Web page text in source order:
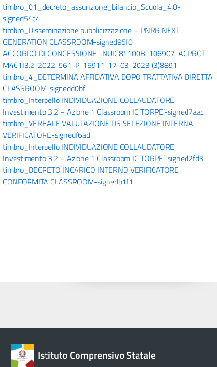
timbro_01_decreto_assunzione_bilancio_Scuola_4.0-
signed54c4
timbro_Disseminazione pubblicizzazione – PNRR NEXT
GENERATION CLASSROOM-signed95f0
ACCORDO DI CONCESSIONE -NUIC84100B-106907-ACPROT-
M4C1I3.2-2022-961-P-15911-17-03-2023 (3)8891
timbro_4_DETERMINA AFFIDATIVA DOPO TRATTATIVA DIRETTA
CLASSROOM-signedd0bf
timbro_Interpello INDIVIDUAZIONE COLLAUDATORE
Investimento 3.2 – Azione 1 Classroom IC TORPE’-signed7aac
timbro_VERBALE VALUTAZIONE DS SELEZIONE INTERNA
VERIFICATORE-signedf6ad
timbro_Interpello INDIVIDUAZIONE COLLAUDATORE
Investimento 3.2 – Azione 1 Classroom IC TORPE’-signed2fd3
timbro_DECRETO INCARICO INTERNO VERIFICATORE
CONFORMITA CLASSROOM-signedb1f1
Istituto Comprensivo Statale